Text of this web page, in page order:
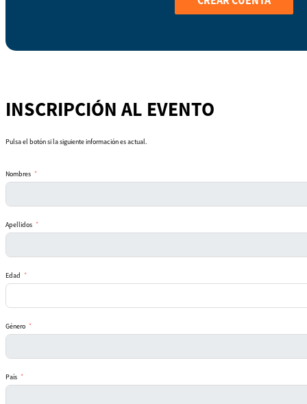
INSCRIPCIÓN AL EVENTO
Pulsa el botón si la siguiente información es actual.
Nombres
Apellidos
Edad
Género
País